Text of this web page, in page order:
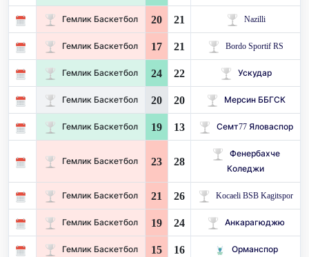
Гемлик Баскетбол 20 21 Nazilli
Гемлик Баскетбол 17 21 Bordo Sportif RS
Гемлик Баскетбол 24 22 Ускудар
Гемлик Баскетбол 20 20 Мерсин ББГСК
Гемлик Баскетбол 19 13 Семт77 Яловаспор
Гемлик Баскетбол 23 28
Фенербахче
Коледжи
Гемлик Баскетбол 21 26 Kocaeli BSB Kagitspor
Гемлик Баскетбол 19 24 Анкарагюджю
Гемлик Баскетбол 15 16 Орманспор